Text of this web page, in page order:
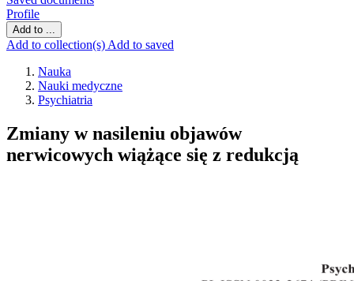
Profile
Add to ...
Add to collection(s) Add to saved
Nauka
Nauki medyczne
Psychiatria
Zmiany w nasileniu objawów
nerwicowych wiążące się z redukcją